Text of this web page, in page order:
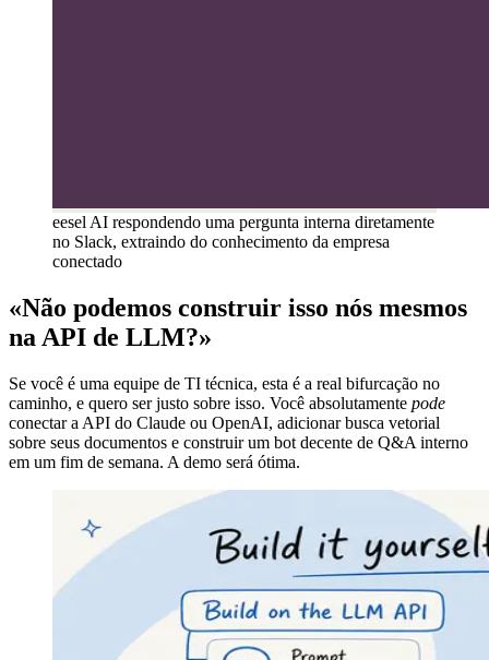
eesel AI respondendo uma pergunta interna diretamente
no Slack, extraindo do conhecimento da empresa
conectado
«Não podemos construir isso nós mesmos
na API de LLM?»
Se você é uma equipe de TI técnica, esta é a real bifurcação no
caminho, e quero ser justo sobre isso. Você absolutamente pode
conectar a API do Claude ou OpenAI, adicionar busca vetorial
sobre seus documentos e construir um bot decente de Q&A interno
em um fim de semana. A demo será ótima.